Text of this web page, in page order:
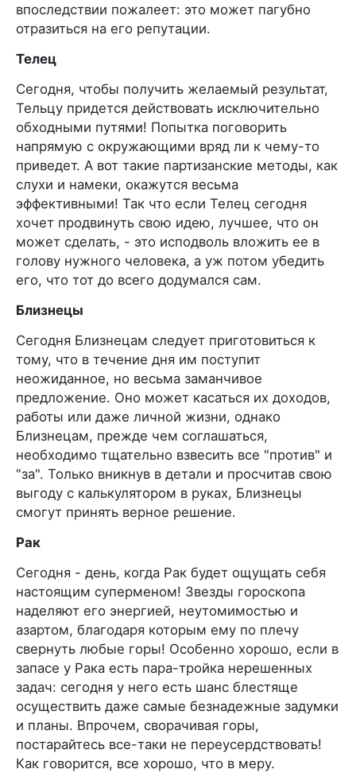
впоследствии пожалеет: это может пагубно
отразиться на его репутации.
Телец
Сегодня, чтобы получить желаемый результат,
Тельцу придется действовать исключительно
обходными путями! Попытка поговорить
напрямую с окружающими вряд ли к чему-то
приведет. А вот такие партизанские методы, как
слухи и намеки, окажутся весьма
эффективными! Так что если Телец сегодня
хочет продвинуть свою идею, лучшее, что он
может сделать, - это исподволь вложить ее в
голову нужного человека, а уж потом убедить
его, что тот до всего додумался сам.
Близнецы
Сегодня Близнецам следует приготовиться к
тому, что в течение дня им поступит
неожиданное, но весьма заманчивое
предложение. Оно может касаться их доходов,
работы или даже личной жизни, однако
Близнецам, прежде чем соглашаться,
необходимо тщательно взвесить все "против" и
"за". Только вникнув в детали и просчитав свою
выгоду с калькулятором в руках, Близнецы
смогут принять верное решение.
Рак
Сегодня - день, когда Рак будет ощущать себя
настоящим суперменом! Звезды гороскопа
наделяют его энергией, неутомимостью и
азартом, благодаря которым ему по плечу
свернуть любые горы! Особенно хорошо, если в
запасе у Рака есть пара-тройка нерешенных
задач: сегодня у него есть шанс блестяще
осуществить даже самые безнадежные задумки
и планы. Впрочем, сворачивая горы,
постарайтесь все-таки не переусердствовать!
Как говорится, все хорошо, что в меру.